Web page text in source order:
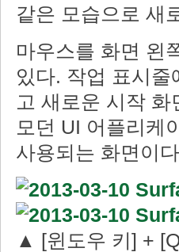
같은 모습으로 새
마우스를 화면 왼
있다. 작업 표시
고 새로운 시작
모던 UI 어플리케
사용되는 화면이
▲ [윈도우 키] +